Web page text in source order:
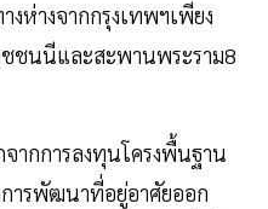
งห่างจากกรุงเทพฯเพียง
ชชนนีและสะพานพระราม8
ากการลงทุนโครงพื้นฐาน
การพัฒนาที่อยู่อาศัยออก